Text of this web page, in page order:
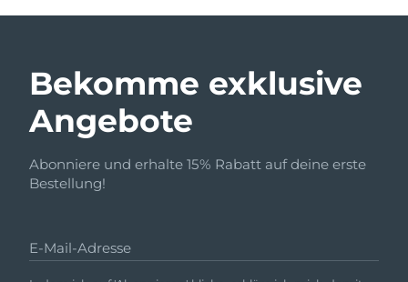
Bekomme exklusive
Angebote
Abonniere und erhalte 15% Rabatt auf deine erste
Bestellung!
E-Mail-Adresse